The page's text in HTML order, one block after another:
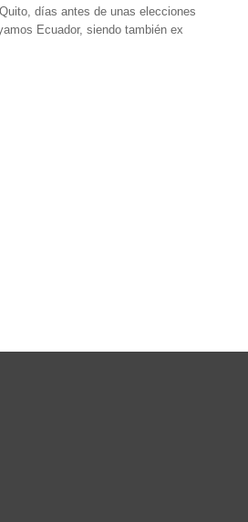
días antes de unas elecciones
Ecuador, siendo también ex